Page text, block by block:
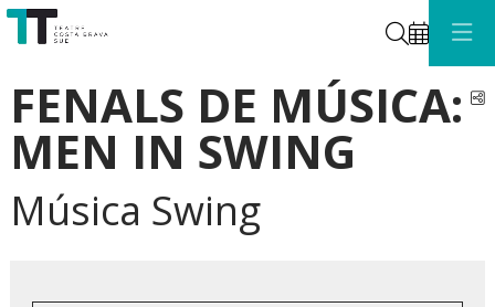
Cerca
FENALS DE MÚSICA:
MEN IN SWING
Música Swing